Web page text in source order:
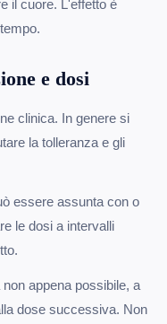
il cuore. L'effetto è
e dosi
clinica. In genere si
la tolleranza e gli
essere assunta con o
le dosi a intervalli
appena possibile, a
dose successiva. Non